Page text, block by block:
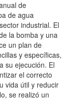
de
de agua
industrial. El
la bomba y una
un plan de
y específicas,
su ejecución. El
el correcto
vida útil y reducir
se realizó un